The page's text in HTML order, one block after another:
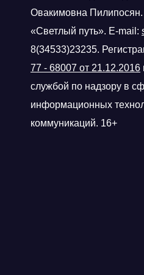
Овакимовна
«Светлый путь». E-mail:
8(34533)23235.
77 - 68007 от 21.12.2016
службой по надзору в
информационных
коммуникаций. 16+